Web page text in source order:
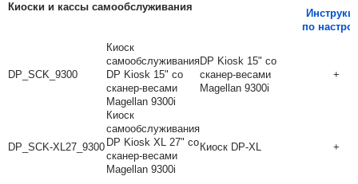
Киоски и кассы самообслуживания
по
DP_SCK_9300
Киоск
самообслуживания
DP Kiosk 15" со
сканер-весами
Magellan 9300i
DP Kiosk 15" со
сканер-весами
Magellan 9300i
+
DP_SCK-XL27_9300
Киоск
самообслуживания
DP Kiosk XL 27" со
сканер-весами
Magellan 9300i
Киоск DP-XL +